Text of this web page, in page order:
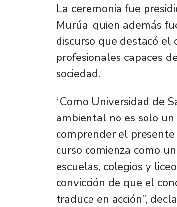
La ceremonia fue
Murúa, quien además
discurso que destacó
profesionales capaces
sociedad.
“Como Universidad de
ambiental no es solo
comprender el
curso comienza como
escuelas, colegios y
convicción de que el
traduce en acción”,